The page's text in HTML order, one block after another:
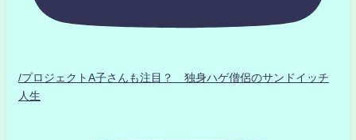
/プロジェクトA子さんも注目？ 独身ハゲ僧侶のサンドイッチ
人生